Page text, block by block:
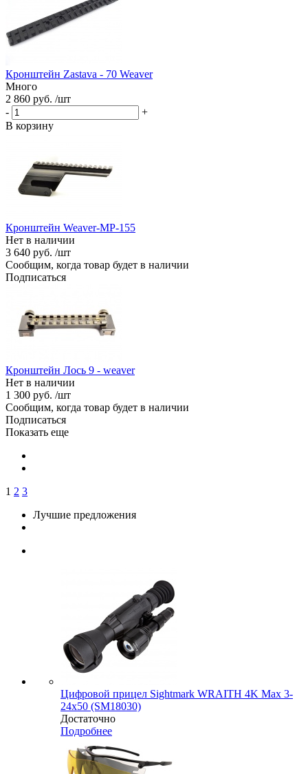
Кронштейн Zastava - 70 Weaver
Много
2 860 руб. /шт
-
+
В корзину
Кронштейн Weaver-МР-155
Нет в наличии
3 640 руб. /шт
Сообщим, когда товар будет в наличии
Подписаться
Кронштейн Лось 9 - weaver
Нет в наличии
1 300 руб. /шт
Сообщим, когда товар будет в наличии
Подписаться
Показать еще
1 2 3
Лучшие предложения
Цифровой прицел Sightmark WRAITH 4K Max 3-
24x50 (SM18030)
Достаточно
Подробнее